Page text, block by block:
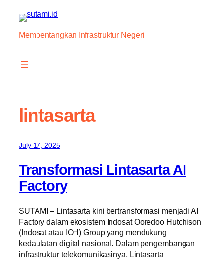
content
Membentangkan Infrastruktur Negeri
lintasarta
July 17, 2025
Transformasi Lintasarta AI
Factory
SUTAMI – Lintasarta kini bertransformasi menjadi AI
Factory dalam ekosistem Indosat Ooredoo Hutchison
(Indosat atau IOH) Group yang mendukung
kedaulatan digital nasional. Dalam pengembangan
infrastruktur telekomunikasinya, Lintasarta